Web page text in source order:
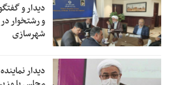
دیدار و
و رشتخوار
شهرسازی
دیدار